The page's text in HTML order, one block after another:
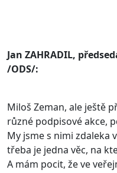
Jan ZAHRADIL,
/ODS/:
Miloš Zeman, ale ještě
různé podpisové akce,
My jsme s nimi zdaleka
třeba je jedna věc, na
A mám pocit, že ve